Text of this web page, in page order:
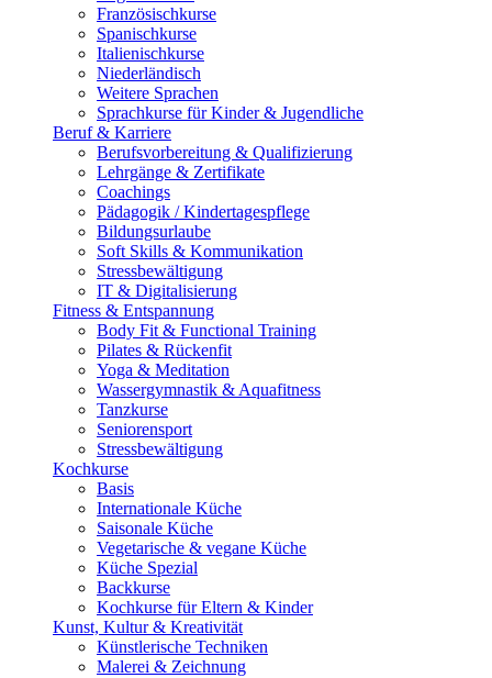
Französischkurse
Spanischkurse
Italienischkurse
Niederländisch
Weitere Sprachen
Sprachkurse für Kinder & Jugendliche
Beruf & Karriere
Berufsvorbereitung & Qualifizierung
Lehrgänge & Zertifikate
Coachings
Pädagogik / Kindertagespflege
Bildungsurlaube
Soft Skills & Kommunikation
Stressbewältigung
IT & Digitalisierung
Fitness & Entspannung
Body Fit & Functional Training
Pilates & Rückenfit
Yoga & Meditation
Wassergymnastik & Aquafitness
Tanzkurse
Seniorensport
Stressbewältigung
Kochkurse
Basis
Internationale Küche
Saisonale Küche
Vegetarische & vegane Küche
Küche Spezial
Backkurse
Kochkurse für Eltern & Kinder
Kunst, Kultur & Kreativität
Künstlerische Techniken
Malerei & Zeichnung